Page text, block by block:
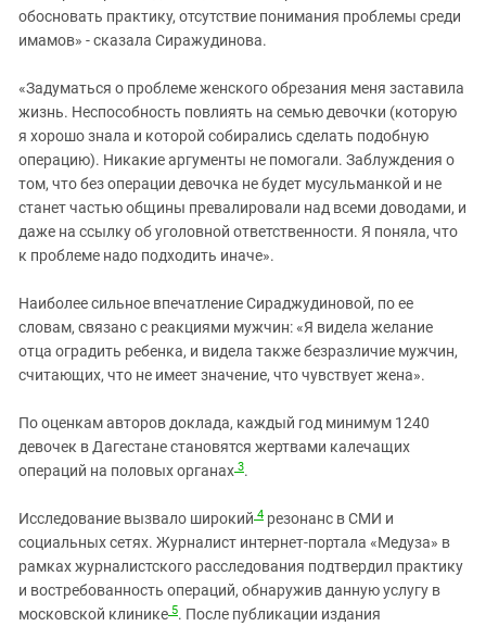
обосновать практику, отсутствие понимания проблемы среди
имамов» - сказала Сиражудинова.
«Задуматься о проблеме женского обрезания меня заставила
жизнь. Неспособность повлиять на семью девочки (которую
я хорошо знала и которой собирались сделать подобную
операцию). Никакие аргументы не помогали. Заблуждения о
том, что без операции девочка не будет мусульманкой и не
станет частью общины превалировали над всеми доводами, и
даже на ссылку об уголовной ответственности. Я поняла, что
к проблеме надо подходить иначе».
Наиболее сильное впечатление Сираджудиновой, по ее
словам, связано с реакциями мужчин: «Я видела желание
отца оградить ребенка, и видела также безразличие мужчин,
считающих, что не имеет значение, что чувствует жена».
По оценкам авторов доклада, каждый год минимум 1240
девочек в Дагестане становятся жертвами калечащих
операций на половых органах 3.
Исследование вызвало широкий 4 резонанс в СМИ и
социальных сетях. Журналист интернет-портала «Медуза» в
рамках журналистского расследования подтвердил практику
и востребованность операций, обнаружив данную услугу в
московской клинике 5. После публикации издания